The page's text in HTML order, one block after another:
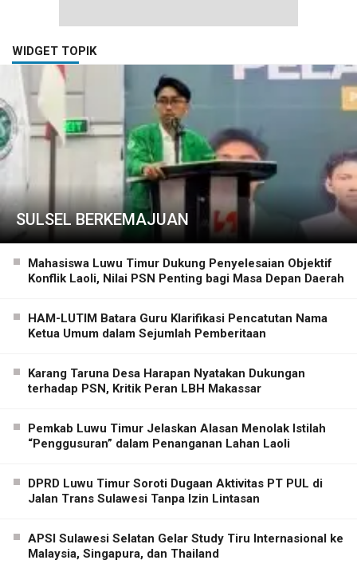
WIDGET TOPIK
SULSEL BERKEMAJUAN
Mahasiswa Luwu Timur Dukung Penyelesaian Objektif
Konflik Laoli, Nilai PSN Penting bagi Masa Depan Daerah
HAM-LUTIM Batara Guru Klarifikasi Pencatutan Nama
Ketua Umum dalam Sejumlah Pemberitaan
Karang Taruna Desa Harapan Nyatakan Dukungan
terhadap PSN, Kritik Peran LBH Makassar
Pemkab Luwu Timur Jelaskan Alasan Menolak Istilah
“Penggusuran” dalam Penanganan Lahan Laoli
DPRD Luwu Timur Soroti Dugaan Aktivitas PT PUL di
Jalan Trans Sulawesi Tanpa Izin Lintasan
APSI Sulawesi Selatan Gelar Study Tiru Internasional ke
Malaysia, Singapura, dan Thailand